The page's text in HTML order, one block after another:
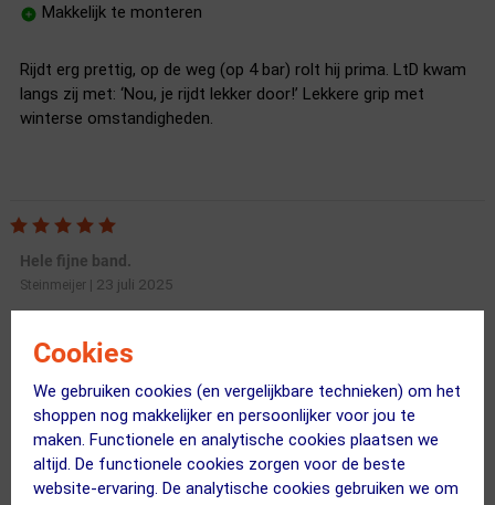
Cookies
We gebruiken cookies (en vergelijkbare technieken) om het
shoppen nog makkelijker en persoonlijker voor jou te
maken. Functionele en analytische cookies plaatsen we
altijd. De functionele cookies zorgen voor de beste
website-ervaring. De analytische cookies gebruiken we om
Makkelijk te monteren
Rijdt erg prettig, op de weg (op 4 bar) rolt hij prima. LtD kwam
langs zij met: ‘Nou, je rijdt lekker door!’ Lekkere grip met
winterse omstandigheden.
Hele fijne band.
Steinmeijer| 23 juli 2025
Goede allroundband. Veel grip.
Zeer lekbestendig
Tubeless.
Slijt redelijk snel.
Je moet tot 3 bar pompen.